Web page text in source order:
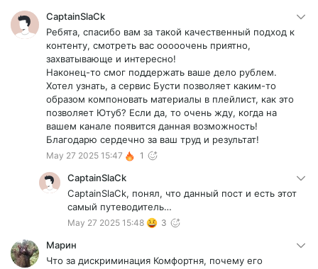
CaptainSlaCk
Ребята, спасибо вам за такой качественный подход к
контенту, смотреть вас ооооочень приятно,
захватывающе и интересно!
Наконец-то смог поддержать ваше дело рублем.
Хотел узнать, а сервис Бусти позволяет каким-то
образом компоновать материалы в плейлист, как это
позволяет Ютуб? Если да, то очень жду, когда на
вашем канале появится данная возможность!
Благодарю сердечно за ваш труд и результат!
May 27 2025 15:47 1
CaptainSlaCk
CaptainSlaCk, понял, что данный пост и есть этот
самый путеводитель…
May 27 2025 15:48 3
Марин
Что за дискриминация Комфортня, почему его